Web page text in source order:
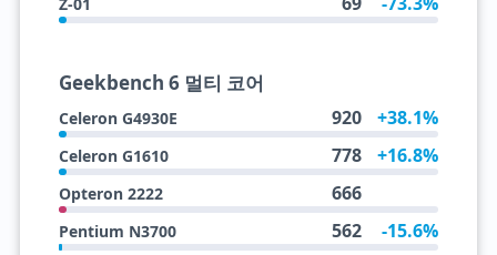
Geekbench 6 멀티 코어
Celeron G4930E 920 +38.1%
Celeron G1610 778 +16.8%
Opteron 2222 666
Pentium N3700 562 -15.6%